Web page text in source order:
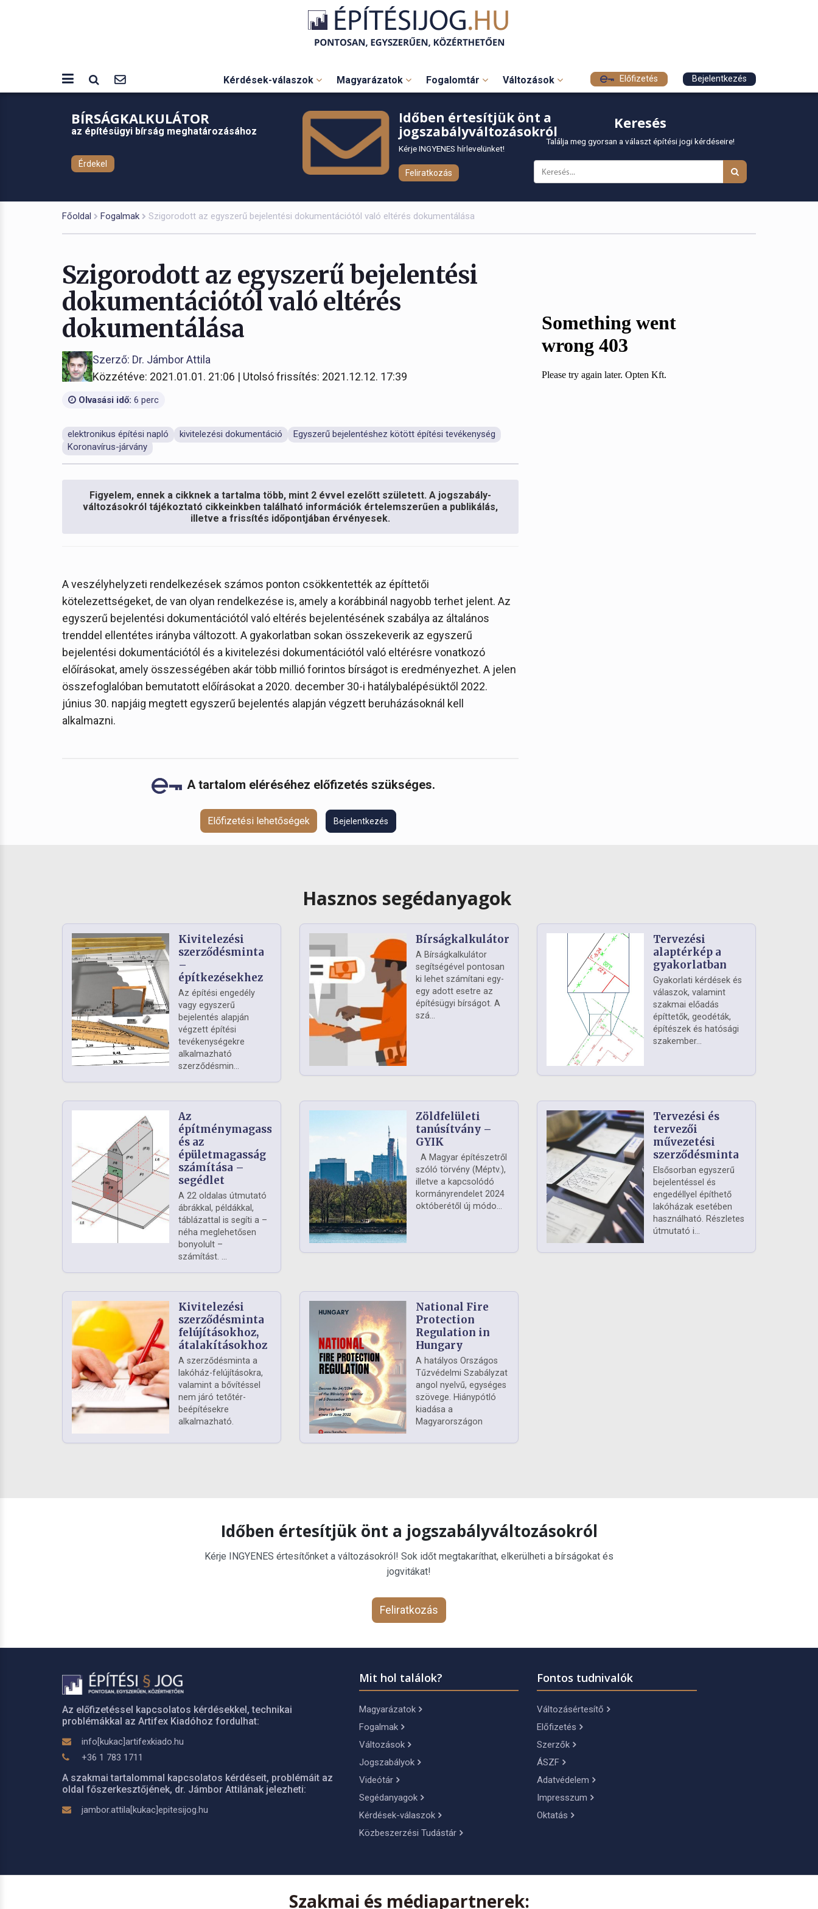
Kérdések-válaszok Magyarázatok Fogalomtár Változások Előfizetés Bejelentkezés
BÍRSÁGKALKULÁTOR
az építésügyi bírság meghatározásához
Érdekel
Időben értesítjük önt a
jogszabályváltozásokról
Kérje INGYENES hírlevelünket!
Feliratkozás
Keresés
Találja meg gyorsan a választ építési jogi kérdéseire!
Főoldal Fogalmak Szigorodott az egyszerű bejelentési dokumentációtól való eltérés dokumentálása
Szigorodott az egyszerű bejelentési
dokumentációtól való eltérés
dokumentálása
Szerző: Dr. Jámbor Attila
Közzétéve: 2021.01.01. 21:06 | Utolsó frissítés: 2021.12.12. 17:39
Olvasási idő: 6 perc
elektronikus építési napló kivitelezési dokumentáció
Egyszerű bejelentéshez kötött építési tevékenység
Koronavírus-járvány
Figyelem, ennek a cikknek a tartalma több, mint 2 évvel ezelőtt született. A jogszabály-
változásokról tájékoztató cikkeinkben található információk értelemszerűen a publikálás,
illetve a frissítés időpontjában érvényesek.
A veszélyhelyzeti rendelkezések számos ponton csökkentették az építtetői
kötelezettségeket, de van olyan rendelkezése is, amely a korábbinál nagyobb terhet jelent. Az
egyszerű bejelentési dokumentációtól való eltérés bejelentésének szabálya az általános
trenddel ellentétes irányba változott. A gyakorlatban sokan összekeverik az egyszerű
bejelentési dokumentációtól és a kivitelezési dokumentációtól való eltérésre vonatkozó
előírásokat, amely összességében akár több millió forintos bírságot is eredményezhet. A jelen
összefoglalóban bemutatott előírásokat a 2020. december 30-i hatálybalépésüktől 2022.
június 30. napjáig megtett egyszerű bejelentés alapján végzett beruházásoknál kell
alkalmazni.
A tartalom eléréséhez előfizetés szükséges.
Előfizetési lehetőségek Bejelentkezés
Hasznos segédanyagok
Kivitelezési
szerződésminta
–
építkezésekhez
Az építési engedély
vagy egyszerű
bejelentés alapján
végzett építési
tevékenységekre
alkalmazható
szerződésmin...
Bírságkalkulátor
A Bírságkalkulátor
segítségével pontosan
ki lehet számítani egy-
egy adott esetre az
építésügyi bírságot. A
szá...
Tervezési
alaptérkép a
gyakorlatban
Gyakorlati kérdések és
válaszok, valamint
szakmai előadás
építtetők, geodéták,
építészek és hatósági
szakember...
Az
építménymagasság
és az
épületmagasság
számítása –
segédlet
A 22 oldalas útmutató
ábrákkal, példákkal,
táblázattal is segíti a –
néha meglehetősen
bonyolult –
számítást. ...
Zöldfelületi
tanúsítvány –
GYIK
A Magyar építészetről
szóló törvény (Méptv.),
illetve a kapcsolódó
kormányrendelet 2024
októberétől új módo...
Tervezési és
tervezői
művezetési
szerződésminta
Elsősorban egyszerű
bejelentéssel és
engedéllyel építhető
lakóházak esetében
használható. Részletes
útmutató i...
Kivitelezési
szerződésminta
felújításokhoz,
átalakításokhoz
A szerződésminta a
lakóház-felújításokra,
valamint a bővítéssel
nem járó tetőtér-
beépítésekre
alkalmazható.
National Fire
Protection
Regulation in
Hungary
A hatályos Országos
Tűzvédelmi Szabályzat
angol nyelvű, egységes
szövege. Hiánypótló
kiadása a
Magyarországon
Időben értesítjük önt a jogszabályváltozásokról
Kérje INGYENES értesítőnket a változásokról! Sok időt megtakaríthat, elkerülheti a bírságokat és
jogvitákat!
Feliratkozás
Az előfizetéssel kapcsolatos kérdésekkel, technikai
problémákkal az Artifex Kiadóhoz fordulhat:
info[kukac]artifexkiado.hu
+36 1 783 1711
A szakmai tartalommal kapcsolatos kérdéseit, problémáit az
oldal főszerkesztőjének, dr. Jámbor Attilának jelezheti:
jambor.attila[kukac]epitesijog.hu
Mit hol találok?
Magyarázatok
Fogalmak
Változások
Jogszabályok
Videótár
Segédanyagok
Kérdések-válaszok
Közbeszerzési Tudástár
Fontos tudnivalók
Változásértesítő
Előfizetés
Szerzők
ÁSZF
Adatvédelem
Impresszum
Oktatás
Szakmai és médiapartnerek: